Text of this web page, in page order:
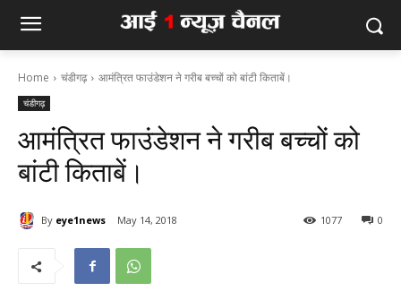
Home चंडीगढ़ आमंत्रित फाउंडेशन ने गरीब बच्चों को बांटी किताबें।
चंडीगढ़
आमंत्रित फाउंडेशन ने गरीब बच्चों को
बांटी किताबें।
By eye1news May 14, 2018 0
1077